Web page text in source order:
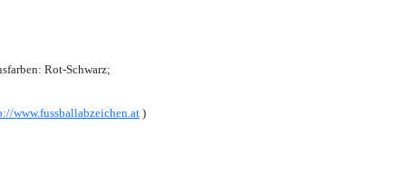
Rot-Schwarz;
www.fussballabzeichen.at )